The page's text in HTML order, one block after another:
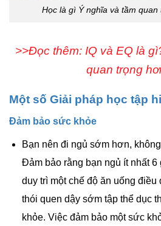
Học là gì Ý nghĩa và tầm quan
>>Đọc thêm: IQ và EQ là
quan trọng
Một số Giải pháp học tập
Đảm bảo sức khỏe
Bạn nên đi ngủ sớm hơn,
Đảm bảo rằng bạn ngủ ít nhất
duy trì một chế độ ăn uống
thói quen dậy sớm tập thể dục
khỏe. Việc đảm bảo một sức